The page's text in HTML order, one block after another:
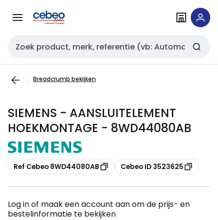
naar
naar
Zoekveld invoer
Breadcrumb bekijken
SIEMENS - AANSLUITELEMENT
HOEKMONTAGE - 8WD44080AB
Kopiëren
Ref Cebeo 8WD44080AB Kopiëren
Cebeo ID 3523625
Log in of maak een account aan om de prijs- en
bestelinformatie te bekijken